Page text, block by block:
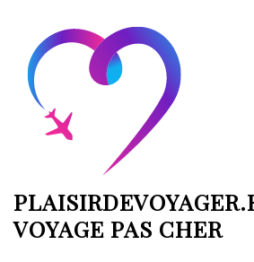
contenu
(Pressez
Entrée)
VOYAGE PAS CHER